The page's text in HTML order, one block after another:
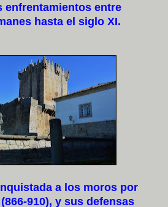
entre
hasta el siglo XI.
a los moros por
910), y sus defensas